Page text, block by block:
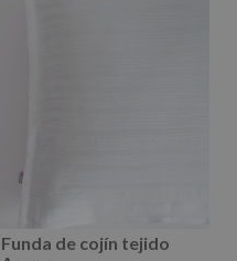
Funda de cojín tejido